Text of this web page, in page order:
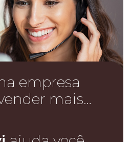
empresa
mais…